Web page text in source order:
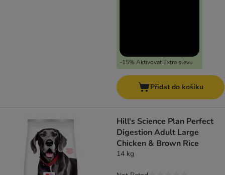
-15% Aktivovat Extra slevu
Přidat do košíku
Hill's Science Plan Perfect
Digestion Adult Large
Chicken & Brown Rice
14 kg